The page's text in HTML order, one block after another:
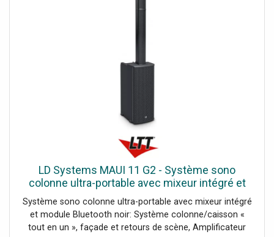
possible de l'activer manuellement sans modifier les
LD Systems MAUI 11 G2 - Système sono
colonne ultra-portable avec mixeur intégré et
module - Systèmes actifs
Système sono colonne ultra-portable avec mixeur intégré
et module Bluetooth noir: Système colonne/caisson «
tout en un », façade et retours de scène, Amplificateur